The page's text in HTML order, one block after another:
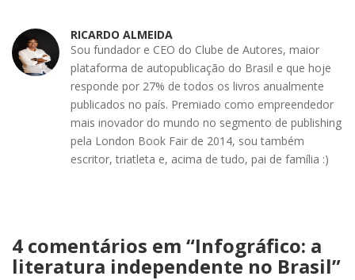
RICARDO ALMEIDA
Sou fundador e CEO do Clube de Autores, maior
plataforma de autopublicação do Brasil e que hoje
responde por 27% de todos os livros anualmente
publicados no país. Premiado como empreendedor
mais inovador do mundo no segmento de publishing
pela London Book Fair de 2014, sou também
escritor, triatleta e, acima de tudo, pai de família :)
4 comentários em “Infográfico: a
literatura independente no Brasil”